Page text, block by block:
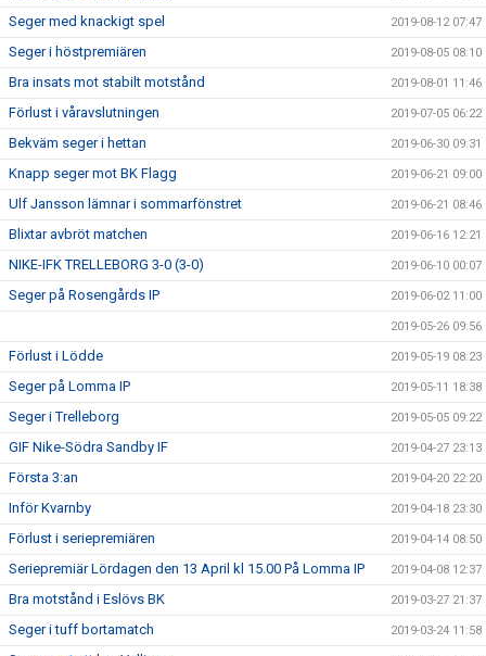
Seger med knackigt spel 2019-08-12 07:47
Seger i höstpremiären 2019-08-05 08:10
Bra insats mot stabilt motstånd 2019-08-01 11:46
Förlust i våravslutningen 2019-07-05 06:22
Bekväm seger i hettan 2019-06-30 09:31
Knapp seger mot BK Flagg 2019-06-21 09:00
Ulf Jansson lämnar i sommarfönstret 2019-06-21 08:46
Blixtar avbröt matchen 2019-06-16 12:21
NIKE-IFK TRELLEBORG 3-0 (3-0) 2019-06-10 00:07
Seger på Rosengårds IP 2019-06-02 11:00
2019-05-26 09:56
Förlust i Lödde 2019-05-19 08:23
Seger på Lomma IP 2019-05-11 18:38
Seger i Trelleborg 2019-05-05 09:22
GIF Nike-Södra Sandby IF 2019-04-27 23:13
Första 3:an 2019-04-20 22:20
Inför Kvarnby 2019-04-18 23:30
Förlust i seriepremiären 2019-04-14 08:50
Seriepremiär Lördagen den 13 April kl 15.00 På Lomma IP 2019-04-08 12:37
Bra motstånd i Eslövs BK 2019-03-27 21:37
Seger i tuff bortamatch 2019-03-24 11:58